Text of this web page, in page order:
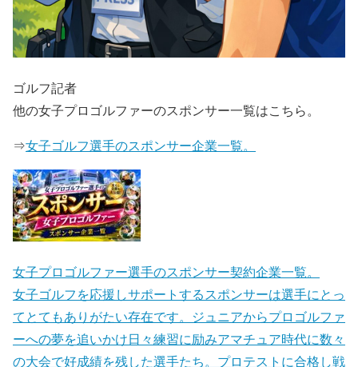
ゴルフ記者
他の女子プロゴルファーのスポンサー一覧はこちら。
⇒女子ゴルフ選手のスポンサー企業一覧。
女子プロゴルファー選手のスポンサー契約企業一覧。
女子ゴルフを応援しサポートするスポンサーは選手にとっ
てとてもありがたい存在です。ジュニアからプロゴルファ
ーへの夢を追いかけ日々練習に励みアマチュア時代に数々
の大会で好成績を残した選手たち。プロテストに合格し戦